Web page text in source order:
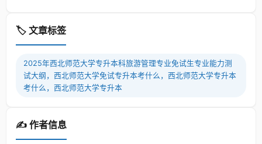
🏷️ 文章标签
2025年西北师范大学专升本科旅游管理专业免试生专业能力测
试大纲，西北师范大学免试专升本考什么，西北师范大学专升本
考什么，西北师范大学专升本
✍️ 作者信息